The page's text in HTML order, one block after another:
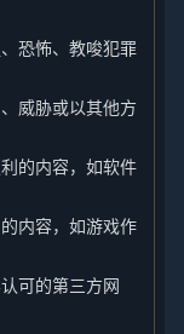
恐怖、教唆犯罪
威胁或以其他方
的内容，如软件
内容，如游戏作
可的第三方网